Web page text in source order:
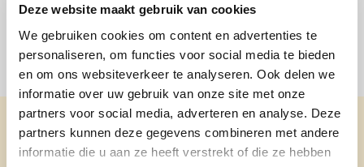
Deze website maakt gebruik van cookies
We gebruiken cookies om content en advertenties te
personaliseren, om functies voor social media te bieden
en om ons websiteverkeer te analyseren. Ook delen we
informatie over uw gebruik van onze site met onze
partners voor social media, adverteren en analyse. Deze
partners kunnen deze gegevens combineren met andere
informatie die u aan ze heeft verstrekt of die ze hebben